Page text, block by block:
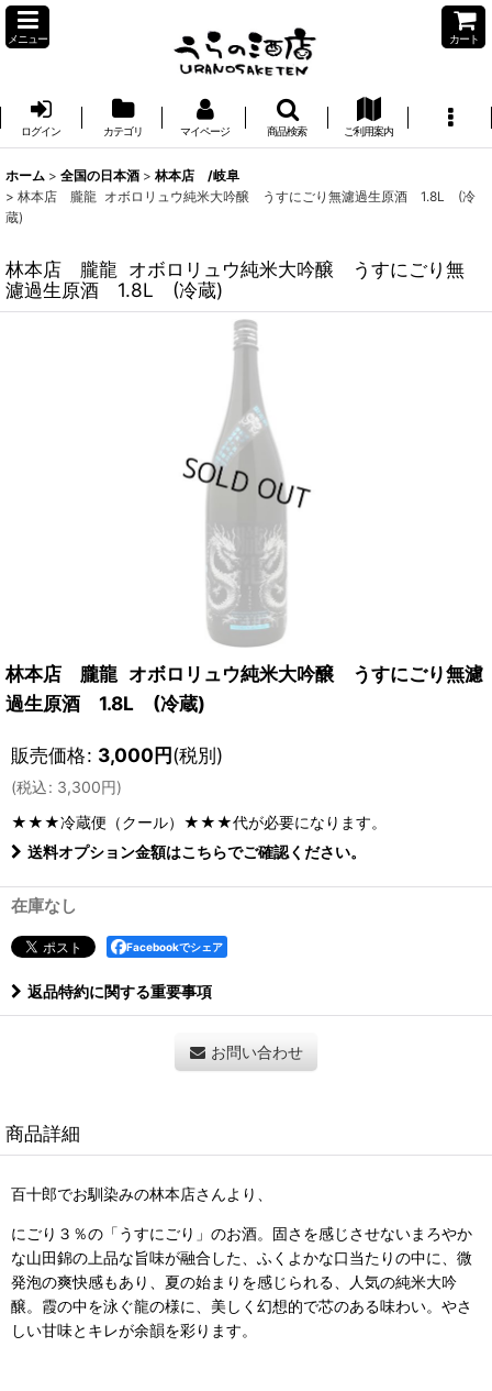
メニュー カート
ログイン カテゴリ マイページ 商品検索 ご利用案内
ホーム > 全国の日本酒 > 林本店 /岐阜
> 林本店 朧龍 オボロリュウ純米大吟醸 うすにごり無濾過生原酒 1.8L (冷
蔵)
林本店 朧龍 オボロリュウ純米大吟醸 うすにごり無
濾過生原酒 1.8L (冷蔵)
林本店 朧龍 オボロリュウ純米大吟醸 うすにごり無濾
過生原酒 1.8L (冷蔵)
販売価格: 3,000円(税別)
(税込: 3,300円)
★★★冷蔵便（クール）★★★代が必要になります。
送料オプション金額はこちらでご確認ください。
在庫なし
Facebookでシェア
返品特約に関する重要事項
お問い合わせ
商品詳細
百十郎でお馴染みの林本店さんより、
にごり３％の「うすにごり」のお酒。固さを感じさせないまろやか
な山田錦の上品な旨味が融合した、ふくよかな口当たりの中に、微
発泡の爽快感もあり、夏の始まりを感じられる、人気の純米大吟
醸。霞の中を泳ぐ龍の様に、美しく幻想的で芯のある味わい。やさ
しい甘味とキレが余韻を彩ります。